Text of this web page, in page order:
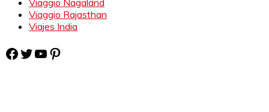
Viaggio Nagaland
Viaggio Rajasthan
Viajes India
Facebook
Twitter
YouTube
Pinterest